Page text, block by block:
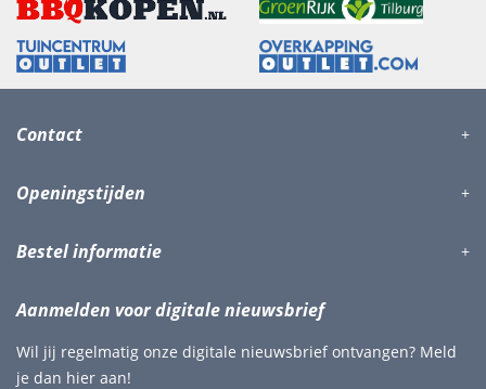
Contact
Openingstijden
Bestel informatie
Aanmelden voor digitale nieuwsbrief
Wil jij regelmatig onze digitale nieuwsbrief ontvangen? Meld
je dan hier aan!